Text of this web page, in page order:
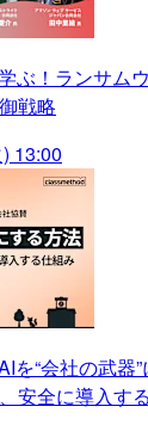
ぶ！ランサム
戦略
13:00
を“会社の武器
安全に導入す